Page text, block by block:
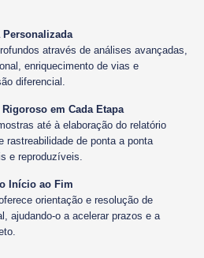
através de análises avançadas,
enriquecimento de vias e
diferencial.
em Cada Etapa
até à elaboração do relatório
rastreabilidade de ponta a ponta
e reproduzíveis.
Início ao Fim
orientação e resolução de
ajudando-o a acelerar prazos e a